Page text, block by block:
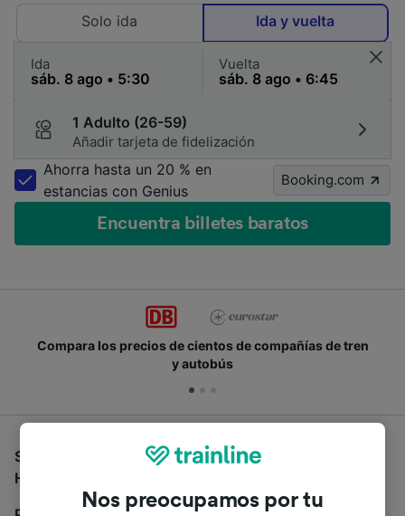
Solo ida
Ida y vuelta
Ida Vuelta
1 Adulto (26-59)
Añadir tarjeta de fidelización
Ahorra hasta un 20 % en
estancias con Genius
Booking.com
Encuentra billetes baratos
Compara los precios de cientos de compañías de tren
y autobús
Si estás buscando autobuses de Merseburg a Gera
Hbf, estás en el sitio adecuado.
Nos preocupamos por tu